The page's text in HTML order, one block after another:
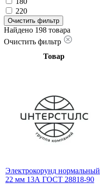
220
Очистить фильтр
Найдено 198 товара
Очистить фильтр
Товар
Электрокорунд нормальный
22 мм 13А ГОСТ 28818-90